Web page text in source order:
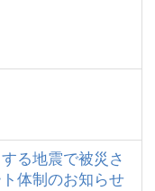
る地震で被災さ
体制のお知らせ